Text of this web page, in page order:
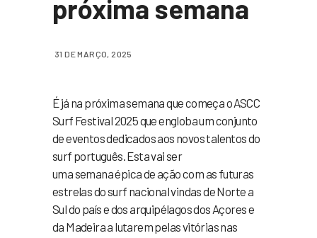
próxima semana
31 DE MARÇO, 2025
É já na próxima semana que começa o ASCC
Surf Festival 2025 que engloba um conjunto
de eventos dedicados aos novos talentos do
surf português. Esta vai ser
uma semana épica de ação com as futuras
estrelas do surf nacional vindas de Norte a
Sul do país e dos arquipélagos dos Açores e
da Madeira a lutarem pelas vitórias nas